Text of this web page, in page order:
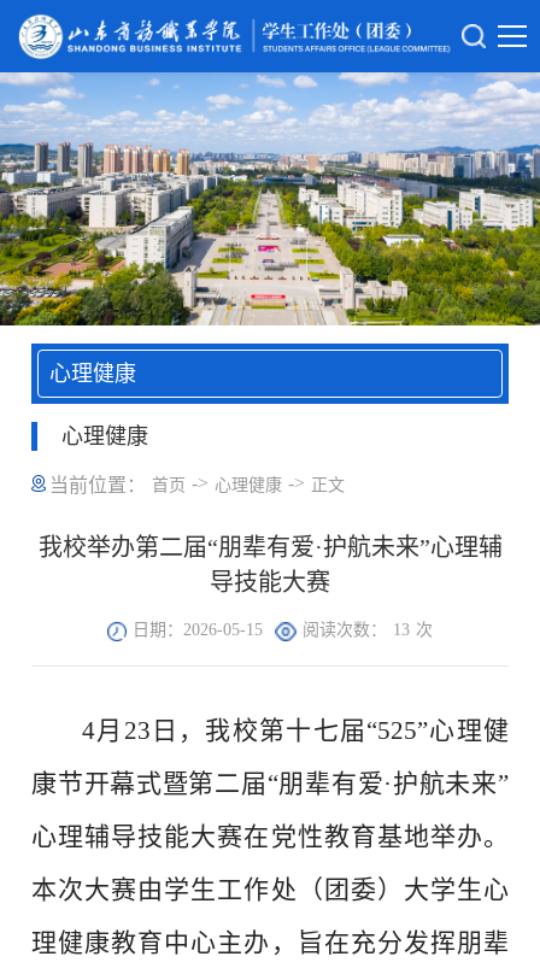
心理健康
心理健康
当前位置： 首页 -> 心理健康 -> 正文
我校举办第二届“朋辈有爱·护航未来”心理辅
导技能大赛
日期：2026-05-15 阅读次数： 13 次
4月23日，我校第十七届“525”心理健
康节开幕式暨第二届“朋辈有爱·护航未来”
心理辅导技能大赛在党性教育基地举办。
本次大赛由学生工作处（团委）大学生心
理健康教育中心主办，旨在充分发挥朋辈